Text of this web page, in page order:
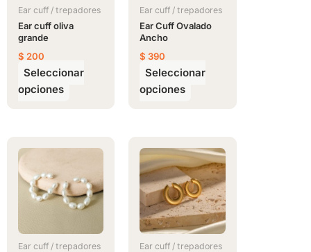
Ear cuff / trepadores
Ear cuff oliva
grande
$ 200
Seleccionar
opciones
opciones
se
pueden
elegir
en
la
Ear cuff / trepadores
Ear Cuff Ovalado
Ancho
$ 390
Seleccionar
opciones
opciones
se
pueden
elegir
en
la
Ear cuff / trepadores Ear cuff / trepadores